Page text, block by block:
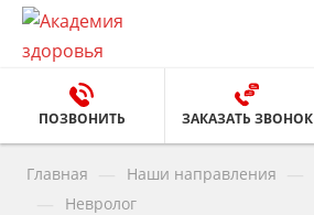
ПОЗВОНИТЬ ЗАКАЗАТЬ ЗВОНОК
Главная Наши направления
Невролог